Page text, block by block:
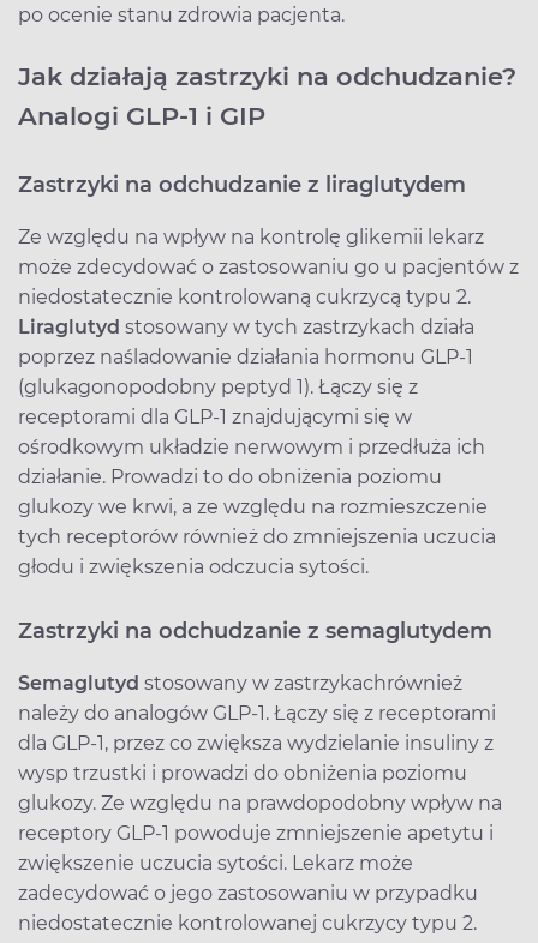
po ocenie stanu zdrowia pacjenta.
Jak działają zastrzyki na odchudzanie?
Analogi GLP‑1 i GIP
Zastrzyki na odchudzanie z liraglutydem
Ze względu na wpływ na kontrolę glikemii lekarz
może zdecydować o zastosowaniu go u pacjentów z
niedostatecznie kontrolowaną cukrzycą typu 2.
Liraglutyd stosowany w tych zastrzykach działa
poprzez naśladowanie działania hormonu GLP-1
(glukagonopodobny peptyd 1). Łączy się z
receptorami dla GLP-1 znajdującymi się w
ośrodkowym układzie nerwowym i przedłuża ich
działanie. Prowadzi to do obniżenia poziomu
glukozy we krwi, a ze względu na rozmieszczenie
tych receptorów również do zmniejszenia uczucia
głodu i zwiększenia odczucia sytości.
Zastrzyki na odchudzanie z semaglutydem
Semaglutyd stosowany w zastrzykachrównież
należy do analogów GLP-1. Łączy się z receptorami
dla GLP-1, przez co zwiększa wydzielanie insuliny z
wysp trzustki i prowadzi do obniżenia poziomu
glukozy. Ze względu na prawdopodobny wpływ na
receptory GLP-1 powoduje zmniejszenie apetytu i
zwiększenie uczucia sytości. Lekarz może
zadecydować o jego zastosowaniu w przypadku
niedostatecznie kontrolowanej cukrzycy typu 2.